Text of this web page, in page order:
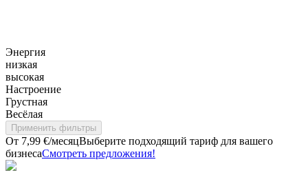
Энергия
низкая
высокая
Настроение
Грустная
Весёлая
Применить фильтры
От 7,99 €/месяцВыберите подходящий тариф для вашего
бизнесаСмотреть предложения!